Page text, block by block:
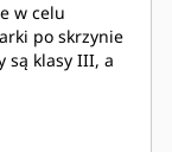
w celu
po skrzynie
są klasy III, a